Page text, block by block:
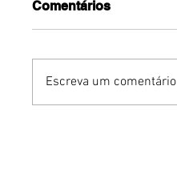
Comentários
Escreva um comentário